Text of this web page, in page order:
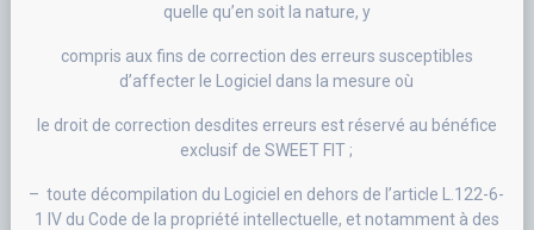
quelle qu’en soit la nature, y
compris aux fins de correction des erreurs susceptibles
d’affecter le Logiciel dans la mesure où
le droit de correction desdites erreurs est réservé au bénéfice
exclusif de SWEET FIT ;
– toute décompilation du Logiciel en dehors de l’article L.122-6-
1 IV du Code de la propriété intellectuelle, et notamment à des